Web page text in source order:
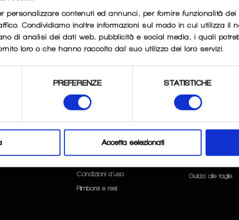
personalizzare contenuti ed annunci, per fornire funzionalità
Condividiamo inoltre informazioni sul modo in cui utilizza il
di analisi dei dati web, pubblicità e social media, i quali
loro o che hanno raccolto dal suo utilizzo dei loro servizi.
PREFERENZE STATISTICHE
Accetta selezionati
FAQ
Condizioni d'uso
Rimborsi e resi
CLIENTI
Guida alle taglie